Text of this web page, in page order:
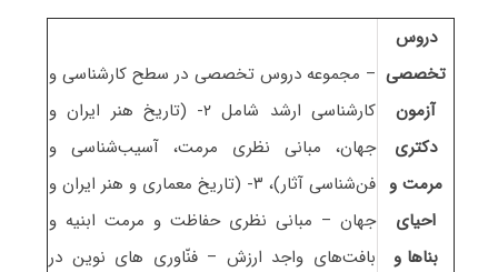
دروس
تخصصی
آزمون
دکتری
مرمت و
احیای
بناها و
– مجموعه دروس تخصصی در سطح کارشناسی و
کارشناسی ارشد شامل ۲- (تاریخ هنر ایران و
جهان، مبانی نظری مرمت، آسیب‌شناسی و
فن‌شناسی آثار)، ۳- (تاریخ معماری و هنر ایران و
جهان – مبانی نظری حفاظت و مرمت ابنیه و
بافت‌های واجد ارزش – فنّاوری های نوین در